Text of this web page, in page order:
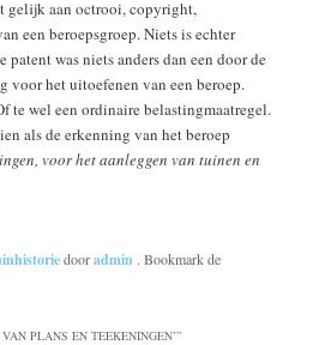
gelijk aan octrooi, copyright,
een beroepsgroep. Niets is echter
patent was niets anders dan een door de
voor het uitoefenen van een beroep.
te wel een ordinaire belastingmaatregel.
als de erkenning van het beroep
voor het aanleggen van tuinen en
dooradmin . Bookmark de
PLANS EN TEEKENINGEN’”